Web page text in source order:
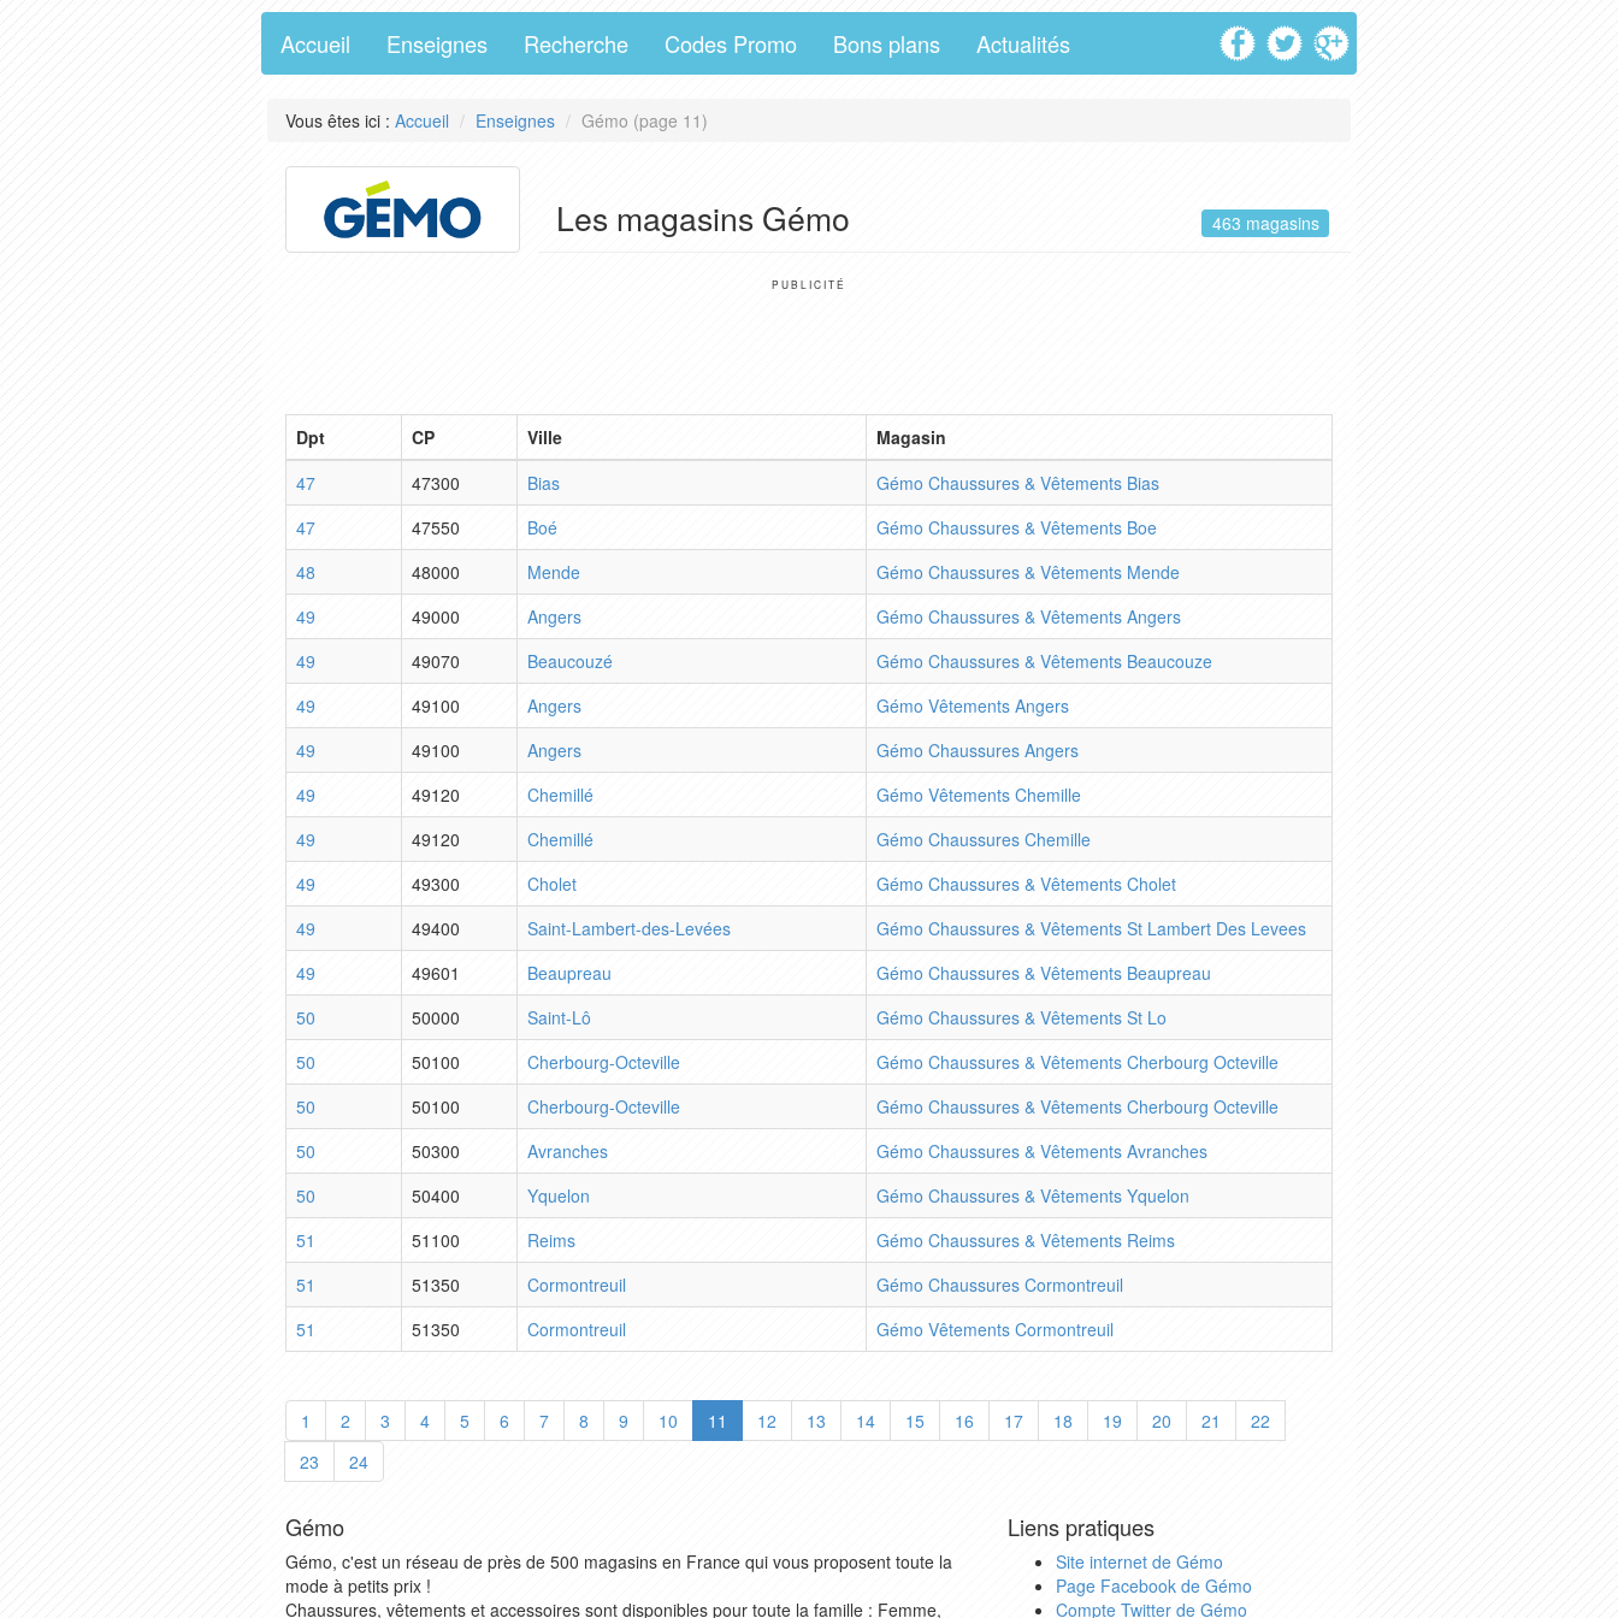
Accueil Enseignes Recherche Codes Promo Bons plans Actualités
Vous êtes ici : Accueil Enseignes Gémo (page 11)
Les magasins Gémo 463 magasins
PUBLICITÉ
Dpt CP Ville
Magasin
47
47300 Bias
Gémo Chaussures & Vêtements Bias
47
47550 Boé
Gémo Chaussures & Vêtements Boe
48
48000 Mende
Gémo Chaussures & Vêtements Mende
49
49000 Angers
Gémo Chaussures & Vêtements Angers
49
49070 Beaucouzé
Gémo Chaussures & Vêtements Beaucouze
49
49100 Angers
Gémo Vêtements Angers
49
49100 Angers
Gémo Chaussures Angers
49
49120 Chemillé
Gémo Vêtements Chemille
49
49120 Chemillé
Gémo Chaussures Chemille
49
49300 Cholet
Gémo Chaussures & Vêtements Cholet
49
49400 Saint-Lambert-des-Levées
Gémo Chaussures & Vêtements St Lambert Des Levees
49
49601 Beaupreau
Gémo Chaussures & Vêtements Beaupreau
50
50000 Saint-Lô
Gémo Chaussures & Vêtements St Lo
50
50100 Cherbourg-Octeville
Gémo Chaussures & Vêtements Cherbourg Octeville
50
50100 Cherbourg-Octeville
Gémo Chaussures & Vêtements Cherbourg Octeville
50
50300 Avranches
Gémo Chaussures & Vêtements Avranches
50
50400 Yquelon
Gémo Chaussures & Vêtements Yquelon
51
51100 Reims
Gémo Chaussures & Vêtements Reims
51
51350 Cormontreuil
Gémo Chaussures Cormontreuil
51
51350 Cormontreuil Gémo Vêtements Cormontreuil
1 2 3 4 5 6 7 8 9 10 11 12 13 14 15 16 17 18 19 20 21
22
23
24
Gémo
Gémo, c'est un réseau de près de 500 magasins en France qui vous proposent toute la
mode à petits prix !
Chaussures, vêtements et accessoires sont disponibles pour toute la famille : Femme,
Liens pratiques
Site internet de Gémo
Page Facebook de Gémo
Compte Twitter de Gémo